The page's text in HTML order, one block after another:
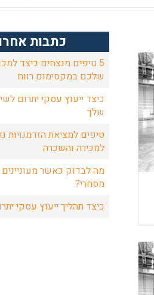
כתבות
5 טיפים מנצחים כיצד
שלכם במקסימום רווח
כיצד ייעוץ עסקי יתרום
שלך
טיפים למציאת הזדמנויות
למכירה והשכרה
מה לבדוק כאשר
מסחרי?
כיצד תהליך ייעוץ עסקי